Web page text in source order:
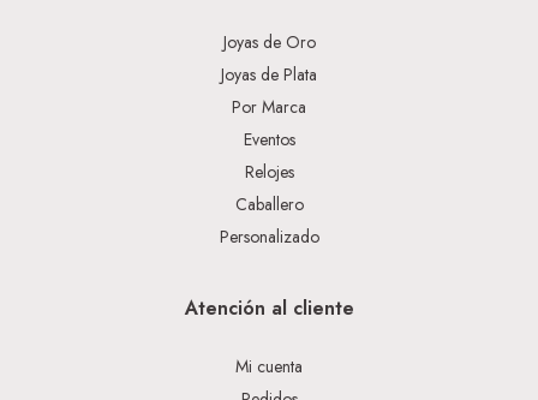
Joyas de Oro
Joyas de Plata
Por Marca
Eventos
Relojes
Caballero
Personalizado
Atención al cliente
Mi cuenta